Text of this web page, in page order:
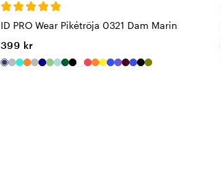
ID PRO Wear Pikétröja 0321 Dam Marin
399 kr